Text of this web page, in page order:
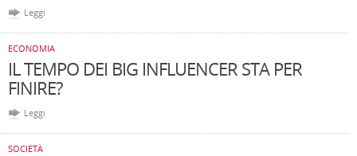
Leggi
ECONOMIA
IL TEMPO DEI BIG INFLUENCER STA PER
FINIRE?
Leggi
SOCIETÀ